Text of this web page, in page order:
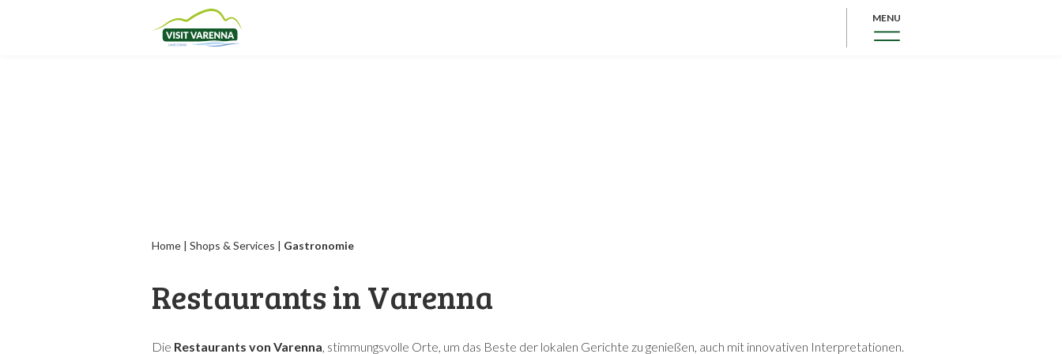
MENU
Home | Shops & Services | Gastronomie
Restaurants in Varenna
Die Restaurants von Varenna, stimmungsvolle Orte, um das Beste der lokalen Gerichte zu genießen, auch mit innovativen Interpretationen.